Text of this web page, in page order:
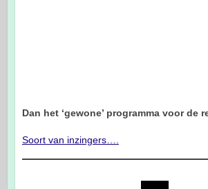
Dan het ‘gewone’ programma voor de
Soort van inzingers….